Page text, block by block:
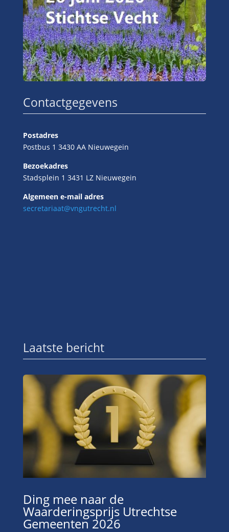
Contactgegevens
Postadres
Postbus 1 3430 AA Nieuwegein
Bezoekadres
Stadsplein 1 3431 LZ Nieuwegein
Algemeen e-mail adres
secretariaat@vngutrecht.nl
Laatste bericht
Ding mee naar de
Waarderingsprijs Utrechtse
Gemeenten 2026